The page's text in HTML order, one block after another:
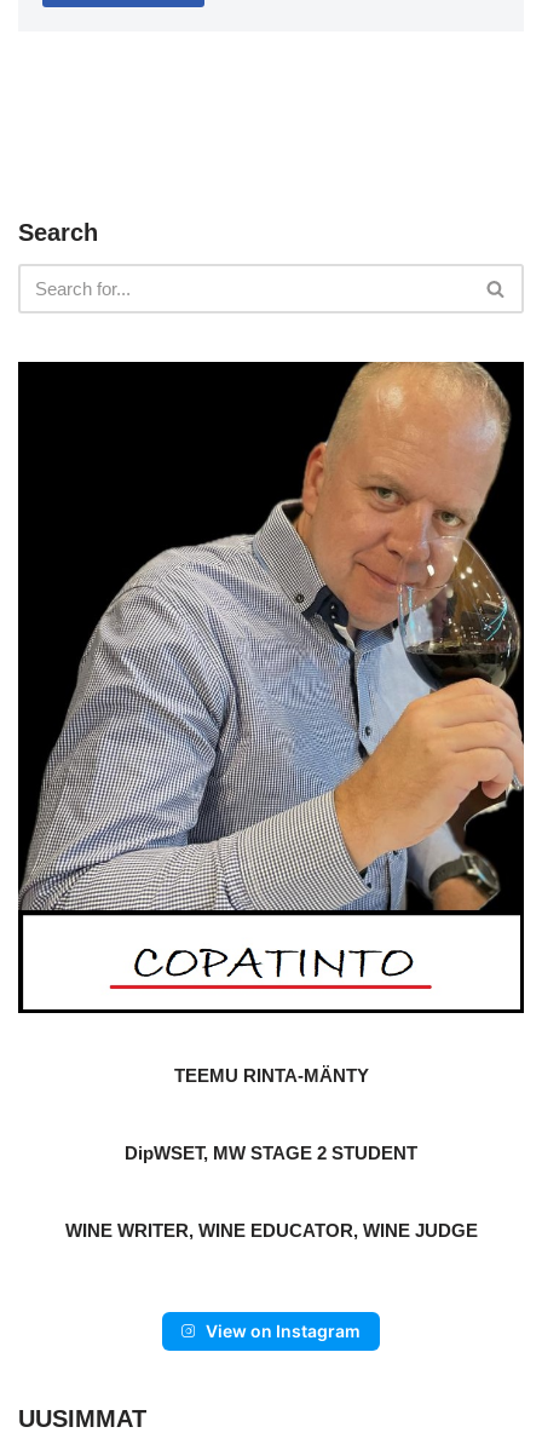
Search
TEEMU RINTA-MÄNTY
DipWSET, MW STAGE 2 STUDENT
WINE WRITER, WINE EDUCATOR, WINE JUDGE
View on Instagram
UUSIMMAT